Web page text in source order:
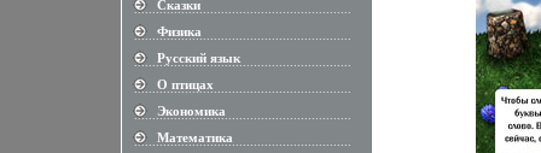
Сказки
............................................................
Физика
............................................................
Русский язык
............................................................
О птицах
............................................................
Экономика
............................................................
Математика
............................................................